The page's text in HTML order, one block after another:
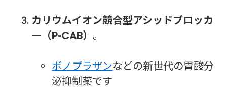
カリウムイオン競合型アシッドブロッカ
ー（P-CAB） 。
ボノプラザンなどの新世代の胃酸分
泌抑制薬です